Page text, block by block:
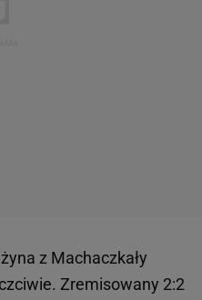
z Machaczkały
Zremisowany 2:2